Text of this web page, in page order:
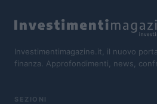
Investimentimagazine.it, il nuovo
finanza. Approfondimenti, news,
SEZIONI